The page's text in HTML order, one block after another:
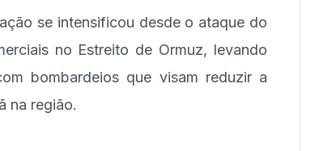
se intensificou desde o ataque do
no Estreito de Ormuz, levando
bombardeios que visam reduzir a
na região.